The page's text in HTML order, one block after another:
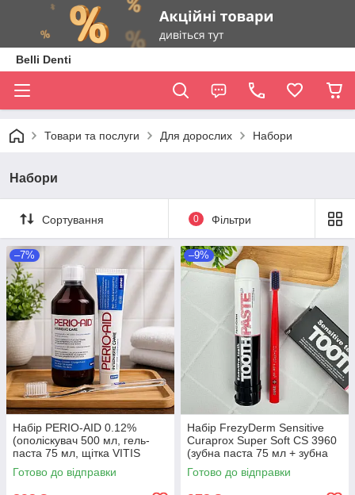
Belli Denti
Товари та послуги Для дорослих Набори
Набори
Сортування 0 Фільтри
–7%
Набір PERIO-AID 0.12%
(ополіскувач 500 мл, гель-
паста 75 мл, щітка VITIS
SURGICAL CAMPAIGN)
Готово до відправки
–9%
Набір FrezyDerm Sensitive
Curaprox Super Soft CS 3960
(зубна паста 75 мл + зубна
щітка)
Готово до відправки